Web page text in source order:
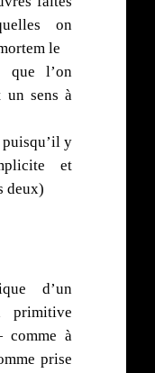
on
le
que l’on
un sens à
puisqu’il y
et
deux)
d’un
primitive
à
prise